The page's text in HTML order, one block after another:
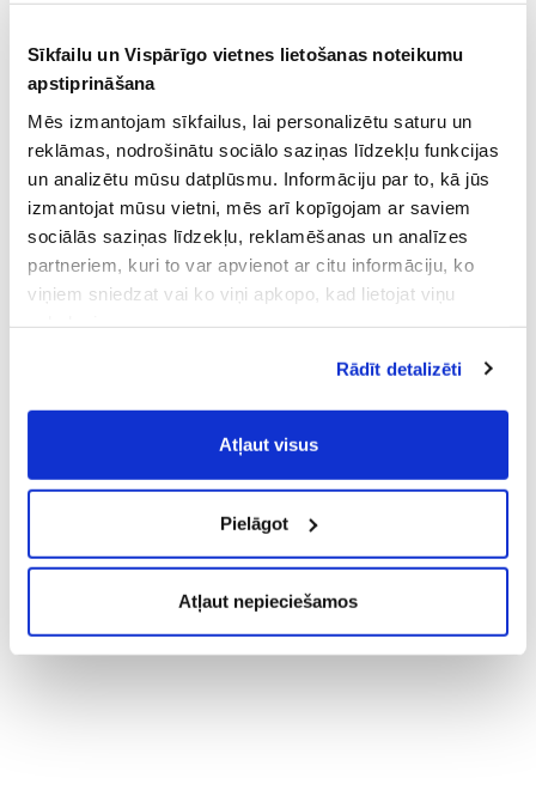
Sīkfailu un Vispārīgo vietnes lietošanas noteikumu
apstiprināšana
Mēs izmantojam sīkfailus, lai personalizētu saturu un
reklāmas, nodrošinātu sociālo saziņas līdzekļu funkcijas
un analizētu mūsu datplūsmu. Informāciju par to, kā jūs
izmantojat mūsu vietni, mēs arī kopīgojam ar saviem
sociālās saziņas līdzekļu, reklamēšanas un analīzes
partneriem, kuri to var apvienot ar citu informāciju, ko
viņiem sniedzat vai ko viņi apkopo, kad lietojat viņu
Vispārīgiem vietnes lietošanas
noteikumiem(saīsināti - VVLN).
Rādīt detalizēti
Atļaut visus
Pielāgot
Atļaut nepieciešamos